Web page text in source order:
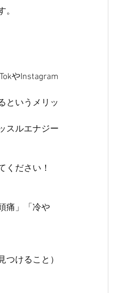
やInstagram
というメリッ
スルエナジー
ください！
痛」「冷や
けること）